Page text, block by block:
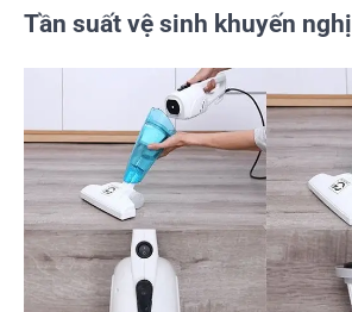
Tần suất vệ sinh khuyến nghị